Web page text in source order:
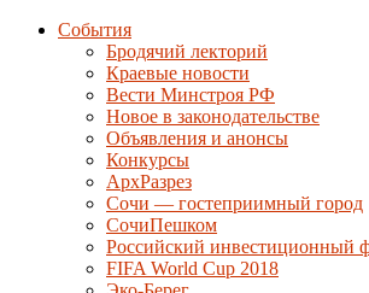
События
Бродячий лекторий
Краевые новости
Вести Минстроя РФ
Новое в законодательстве
Объявления и анонсы
Конкурсы
АрхРазрез
Сочи — гостеприимный город
СочиПешком
Российский инвестиционный
FIFA World Cup 2018